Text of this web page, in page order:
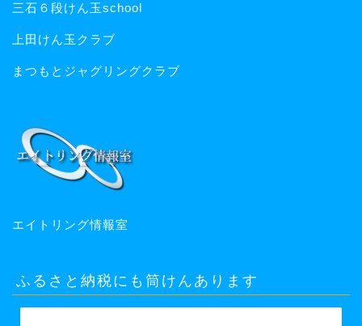
三石６段けん玉school
上田けん玉クラブ
まつもとジャグリングクラブ
エイトリング情報室
ふるさと納税にも筒けんあります